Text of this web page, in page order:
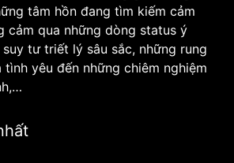
tâm hồn đang tìm kiếm cảm
cảm qua những dòng status ý
suy tư triết lý sâu sắc, những rung
yêu đến những chiêm nghiệm